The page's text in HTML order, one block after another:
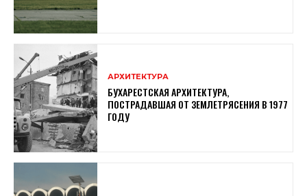
АРХИТЕКТУРА
БУХАРЕСТСКАЯ АРХИТЕКТУРА,
ПОСТРАДАВШАЯ ОТ ЗЕМЛЕТРЯСЕНИЯ В 1977
ГОДУ